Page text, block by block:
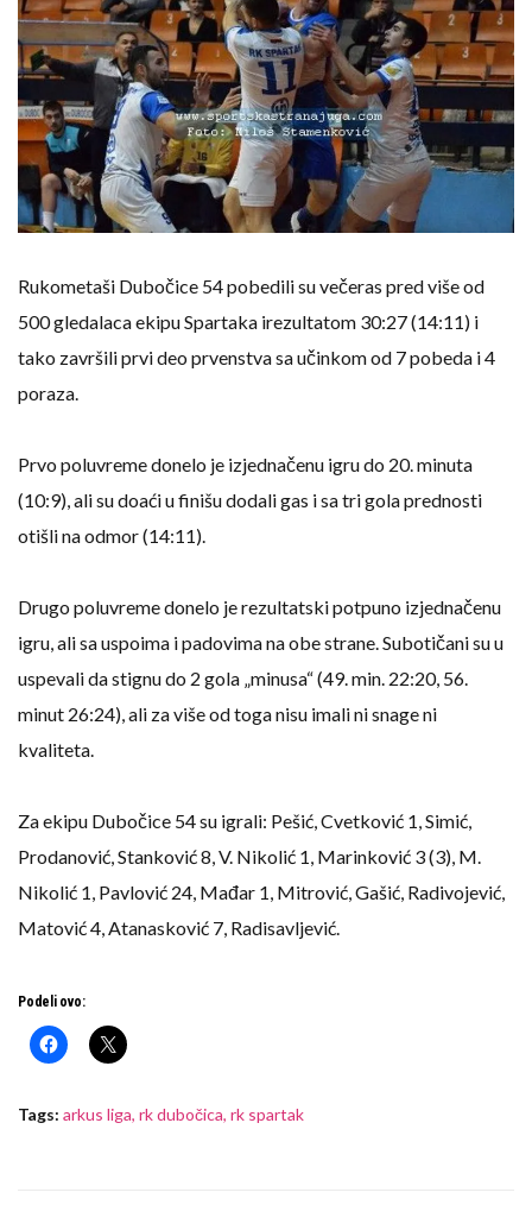
Rukometaši Dubočice 54 pobedili su večeras pred više od
500 gledalaca ekipu Spartaka irezultatom 30:27 (14:11) i
tako završili prvi deo prvenstva sa učinkom od 7 pobeda i 4
poraza.
Prvo poluvreme donelo je izjednačenu igru do 20. minuta
(10:9), ali su doaći u finišu dodali gas i sa tri gola prednosti
otišli na odmor (14:11).
Drugo poluvreme donelo je rezultatski potpuno izjednačenu
igru, ali sa uspoima i padovima na obe strane. Subotičani su u
uspevali da stignu do 2 gola „minusa“ (49. min. 22:20, 56.
minut 26:24), ali za više od toga nisu imali ni snage ni
kvaliteta.
Za ekipu Dubočice 54 su igrali: Pešić, Cvetković 1, Simić,
Prodanović, Stanković 8, V. Nikolić 1, Marinković 3 (3), M.
Nikolić 1, Pavlović 24, Mađar 1, Mitrović, Gašić, Radivojević,
Matović 4, Atanasković 7, Radisavljević.
Podeli ovo:
Tags: arkus liga, rk dubočica, rk spartak